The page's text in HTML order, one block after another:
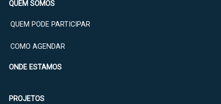
QUEM SOMOS
QUEM PODE PARTICIPAR
COMO AGENDAR
ONDE ESTAMOS
PROJETOS